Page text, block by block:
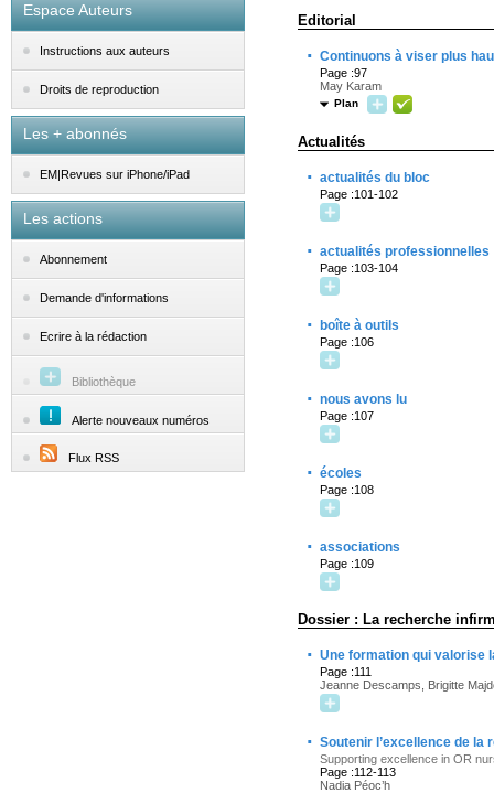
Espace Auteurs
Instructions aux auteurs
Droits de reproduction
Les + abonnés
EM|Revues sur iPhone/iPad
Les actions
Abonnement
Demande d'informations
Ecrire à la rédaction
Bibliothèque
Alerte nouveaux numéros
Flux RSS
Editorial
· Continuons à viser plus
Page :97
May Karam
Plan
Actualités
· actualités du bloc
Page :101-102
· actualités professionnelles
Page :103-104
· boîte à outils
Page :106
· nous avons lu
Page :107
· écoles
Page :108
· associations
Page :109
Dossier : La recherche
· Une formation qui valorise
Page :111
Jeanne Descamps, Brigitte
· Soutenir l’excellence de
Supporting excellence in OR
Page :112-113
Nadia Péoc’h